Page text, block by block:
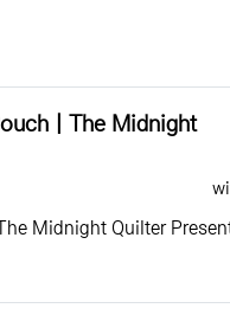
| The Midnight
등
Midnight Quilter